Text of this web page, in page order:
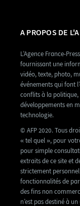
A PROPOS DE
L’Agence France-
fournissant une
vidéo, texte, photo,
événements qui font
conflits à la politique,
développements en
technologie.
© AFP 2020. Tous
« tel quel », pour
pour simple
extraits de ce site et
strictement
fonctionnalités de
des fins non
n’est pas destiné à